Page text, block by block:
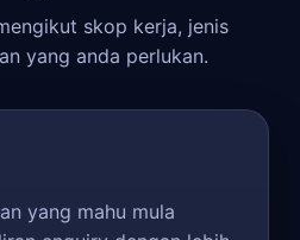
skop kerja, jenis
yang anda perlukan.
yang mahu mula